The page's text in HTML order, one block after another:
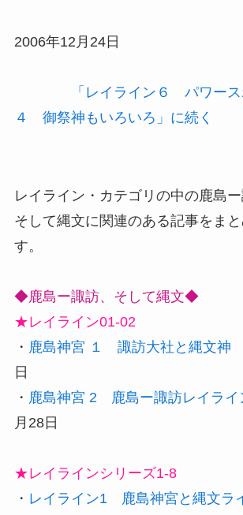
2006年12月24日
「レイライン６ パワー
４ 御祭神もいろいろ」に続く
レイライン・カテゴリの中の鹿島ー
そして縄文に関連のある記事をま
す。
◆鹿島ー諏訪、そして縄文◆
★レイライン01-02
・ 鹿島神宮 １ 諏訪大社と縄文神
日
・ 鹿島神宮 2 鹿島ー諏訪レイライ
月28日
★レイラインシリーズ1-8
・ レイライン1 鹿島神宮と縄文ラ